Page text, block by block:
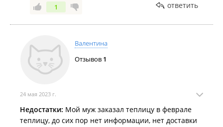
1 ответить
Валентина
Отзывов 1
24 мая 2023 г.
Недостатки: Мой муж заказал теплицу в феврале
теплицу, до сих пор нет информации, нет доставки